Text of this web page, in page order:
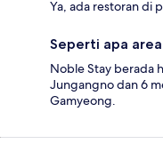
Ya, ada restoran di
Seperti apa
Noble Stay berada
Jungangno dan 6
Gamyeong.